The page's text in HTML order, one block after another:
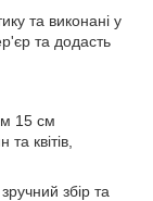
та виконані у
та додасть
15 см
квітів,
збір та